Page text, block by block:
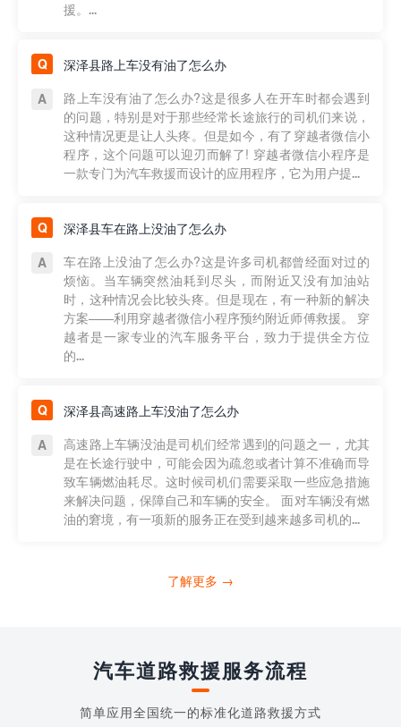
援。...
深泽县路上车没有油了怎么办
路上车没有油了怎么办?这是很多人在开车时都会遇到
的问题，特别是对于那些经常长途旅行的司机们来说，
这种情况更是让人头疼。但是如今，有了穿越者微信小
程序，这个问题可以迎刃而解了! 穿越者微信小程序是
一款专门为汽车救援而设计的应用程序，它为用户提...
深泽县车在路上没油了怎么办
车在路上没油了怎么办?这是许多司机都曾经面对过的
烦恼。当车辆突然油耗到尽头，而附近又没有加油站
时，这种情况会比较头疼。但是现在，有一种新的解决
方案——利用穿越者微信小程序预约附近师傅救援。 穿
越者是一家专业的汽车服务平台，致力于提供全方位
的...
深泽县高速路上车没油了怎么办
高速路上车辆没油是司机们经常遇到的问题之一，尤其
是在长途行驶中，可能会因为疏忽或者计算不准确而导
致车辆燃油耗尽。这时候司机们需要采取一些应急措施
来解决问题，保障自己和车辆的安全。 面对车辆没有燃
油的窘境，有一项新的服务正在受到越来越多司机的...
了解更多 →
汽车道路救援服务流程
简单应用全国统一的标准化道路救援方式